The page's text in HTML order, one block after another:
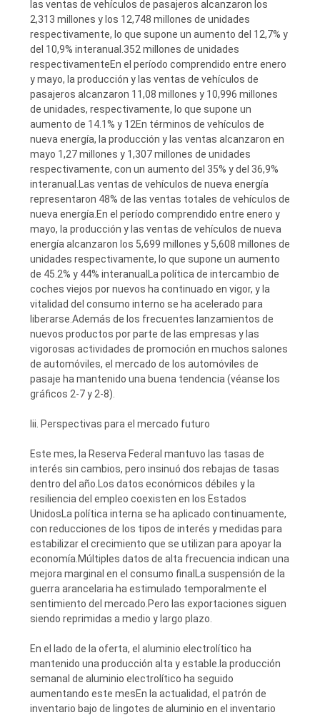
las ventas de vehículos de pasajeros alcanzaron los
2,313 millones y los 12,748 millones de unidades
respectivamente, lo que supone un aumento del 12,7% y
del 10,9% interanual.352 millones de unidades
respectivamenteEn el período comprendido entre enero
y mayo, la producción y las ventas de vehículos de
pasajeros alcanzaron 11,08 millones y 10,996 millones
de unidades, respectivamente, lo que supone un
aumento de 14.1% y 12En términos de vehículos de
nueva energía, la producción y las ventas alcanzaron en
mayo 1,27 millones y 1,307 millones de unidades
respectivamente, con un aumento del 35% y del 36,9%
interanual.Las ventas de vehículos de nueva energía
representaron 48% de las ventas totales de vehículos de
nueva energía.En el período comprendido entre enero y
mayo, la producción y las ventas de vehículos de nueva
energía alcanzaron los 5,699 millones y 5,608 millones de
unidades respectivamente, lo que supone un aumento
de 45.2% y 44% interanualLa política de intercambio de
coches viejos por nuevos ha continuado en vigor, y la
vitalidad del consumo interno se ha acelerado para
liberarse.Además de los frecuentes lanzamientos de
nuevos productos por parte de las empresas y las
vigorosas actividades de promoción en muchos salones
de automóviles, el mercado de los automóviles de
pasaje ha mantenido una buena tendencia (véanse los
gráficos 2-7 y 2-8).
Iii. Perspectivas para el mercado futuro
Este mes, la Reserva Federal mantuvo las tasas de
interés sin cambios, pero insinuó dos rebajas de tasas
dentro del año.Los datos económicos débiles y la
resiliencia del empleo coexisten en los Estados
UnidosLa política interna se ha aplicado continuamente,
con reducciones de los tipos de interés y medidas para
estabilizar el crecimiento que se utilizan para apoyar la
economía.Múltiples datos de alta frecuencia indican una
mejora marginal en el consumo finalLa suspensión de la
guerra arancelaria ha estimulado temporalmente el
sentimiento del mercado.Pero las exportaciones siguen
siendo reprimidas a medio y largo plazo.
En el lado de la oferta, el aluminio electrolítico ha
mantenido una producción alta y estable.la producción
semanal de aluminio electrolítico ha seguido
aumentando este mesEn la actualidad, el patrón de
inventario bajo de lingotes de aluminio en el inventario